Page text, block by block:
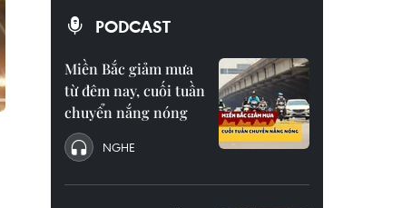
PODCAST
Miền Bắc giảm mưa
từ đêm nay, cuối tuần
chuyển nắng nóng
NGHE